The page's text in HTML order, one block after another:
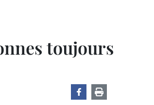
toujours